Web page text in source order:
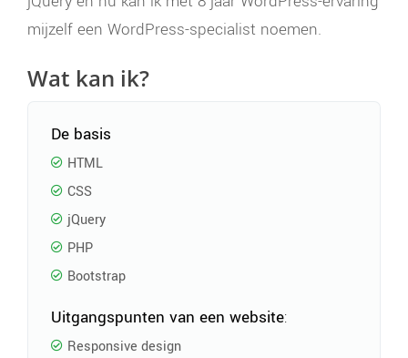
mijzelf een WordPress-specialist noemen.
Wat kan ik?
De basis
HTML
CSS
jQuery
PHP
Bootstrap
Uitgangspunten van een website:
Responsive design